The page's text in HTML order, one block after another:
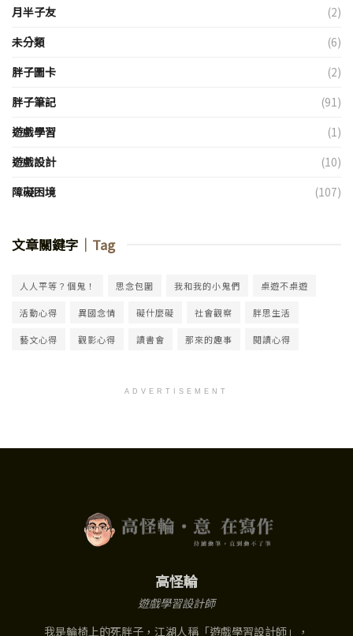
月半子友
(2)
未分類
(6)
胖子圖卡
(2)
胖子筆記
(91)
遊戲學習
(1)
遊戲設計
(10)
障礙困境
(107)
文章關鍵字 ｜Tag
人人平等？個鬼！ 思念包圍 我和我的小鬼們 桌遊不桌遊
活動心得 異國念情 礙什麼礙 社會觀察 胖思生活
藝文心得 觀影心得 讀書會 那來的趣事 閱讀心得
ADVERTISEMENT
高怪輪
遊戲學習設計師
我是輪椅上的死胖子，江湖人稱「遊戲學習設計師」，